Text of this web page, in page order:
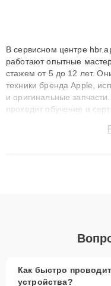
В сервисном центре
работают опытные
стажем от 5 до 12 лет.
техники бренда Apple,
и оригинальные
проходит обучение и
сохранением гарантии
Как быстро
устройства?